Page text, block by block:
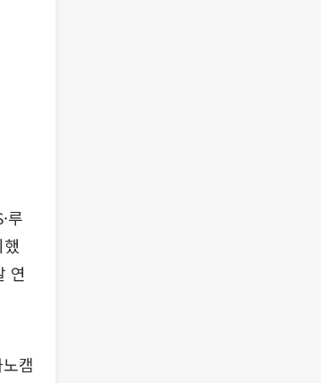
루
연
캠